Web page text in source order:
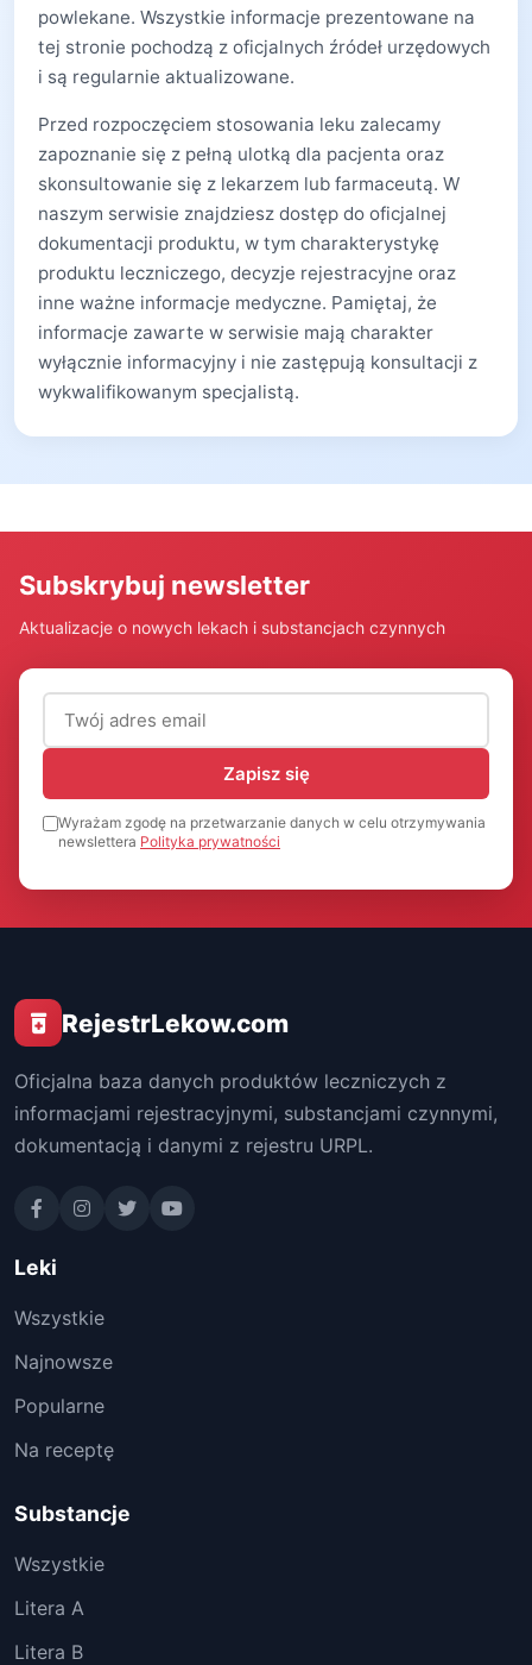
powlekane. Wszystkie informacje prezentowane na
tej stronie pochodzą z oficjalnych źródeł urzędowych
i są regularnie aktualizowane.
Przed rozpoczęciem stosowania leku zalecamy
zapoznanie się z pełną ulotką dla pacjenta oraz
skonsultowanie się z lekarzem lub farmaceutą. W
naszym serwisie znajdziesz dostęp do oficjalnej
dokumentacji produktu, w tym charakterystykę
produktu leczniczego, decyzje rejestracyjne oraz
inne ważne informacje medyczne. Pamiętaj, że
informacje zawarte w serwisie mają charakter
wyłącznie informacyjny i nie zastępują konsultacji z
wykwalifikowanym specjalistą.
Subskrybuj newsletter
Aktualizacje o nowych lekach i substancjach czynnych
Adres email (wymagany)
Zapisz się
Wyrażam zgodę na przetwarzanie danych w celu otrzymywania
newslettera Polityka prywatności
RejestrLekow.com
Oficjalna baza danych produktów leczniczych z
informacjami rejestracyjnymi, substancjami czynnymi,
dokumentacją i danymi z rejestru URPL.
Leki
Wszystkie
Najnowsze
Popularne
Na receptę
Substancje
Wszystkie
Litera A
Litera B